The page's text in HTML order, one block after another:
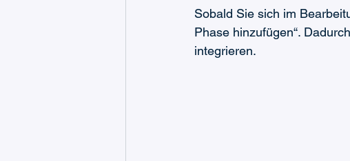
Sobald Sie sich im
Phase hinzufügen“.
integrieren.